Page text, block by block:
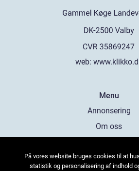
web:
Menu
Annonsering
Om oss
Kontakta oss
På vores website bruges cookies til at
statistik og personalisering af indhold